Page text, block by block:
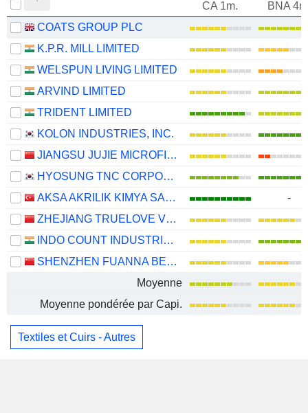
CA 1m.
BNA
COATS GROUP PLC
K.P.R. MILL LIMITED
WELSPUN LIVING LIMITED
ARVIND LIMITED
TRIDENT LIMITED
KOLON INDUSTRIES, INC.
JIANGSU JUJIE MICROFIBER TECHNOLOGY GROUP CO., LTD.
HYOSUNG TNC CORPORATION
AKSA AKRILIK KIMYA SANAYII
-
ZHEJIANG TRUELOVE VOGUE CO., LTD.
INDO COUNT INDUSTRIES LIMITED
SHENZHEN FUANNA BEDDING AND FURNISHING CO.,LTD
Moyenne
Moyenne pondérée par Capi.
Textiles et Cuirs - Autres